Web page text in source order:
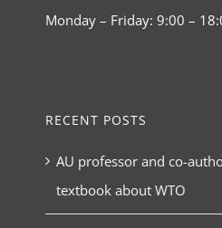
Monday – Friday: 9:00 –
RECENT POSTS
AU professor and co-
textbook about WTO